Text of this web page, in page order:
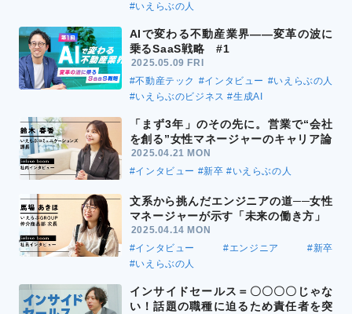
#いえらぶの人
AIで変わる不動産業界――変革の波に
乗るSaaS戦略 #1
2025.05.09 FRI
#不動産テック #インタビュー #いえらぶの人
#いえらぶのビジネス #生成AI
「まず3年」のその先に。営業で“会社
を創る”女性マネージャーのキャリア論
2025.04.21 MON
#インタビュー #新卒 #いえらぶの人
文系から挑んだエンジニアの道──女性
マネージャーが示す「未来の働き方」
2025.04.14 MON
#インタビュー
#エンジニア
#新卒
#いえらぶの人
インサイドセールス＝〇〇〇〇じゃな
い！話題の職種に迫るため責任者を突